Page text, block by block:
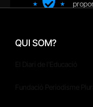
QUI SOM?